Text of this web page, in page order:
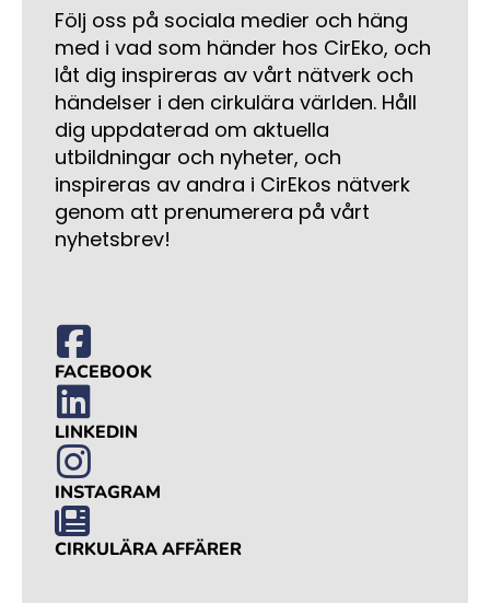
Följ oss på sociala medier och häng
med i vad som händer hos CirEko, och
låt dig inspireras av vårt nätverk och
händelser i den cirkulära världen. Håll
dig uppdaterad om aktuella
utbildningar och nyheter, och
inspireras av andra i CirEkos nätverk
genom att prenumerera på vårt
nyhetsbrev!
FACEBOOK
LINKEDIN
INSTAGRAM
CIRKULÄRA AFFÄRER